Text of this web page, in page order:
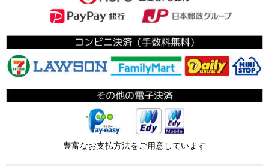
豊富なお支払方法をご用意しています